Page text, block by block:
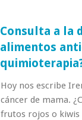
Consulta a la
alimentos
Hoy nos escribe
cáncer de mama.
frutos rojos o